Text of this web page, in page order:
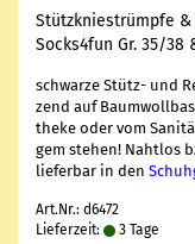
Stütz­knie­strümp­fe
Socks4fun Gr. 35/38
schwar­ze Stütz-​ und
zend auf
the­ke oder vom
gem ste­hen! Naht­los
lie­fer­bar in den
Art.Nr.: d6472
Lieferzeit:
3 Tage